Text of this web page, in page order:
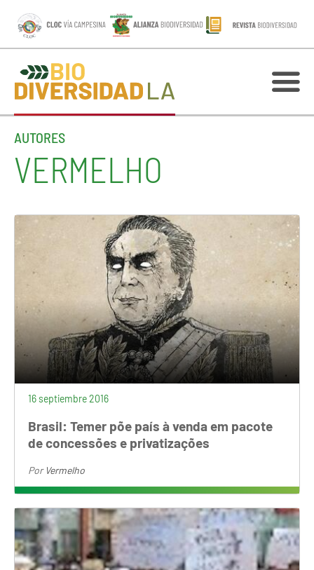
AUTORES
VERMELHO
16 septiembre 2016
Brasil: Temer põe país à venda em pacote
de concessões e privatizações
Por Vermelho